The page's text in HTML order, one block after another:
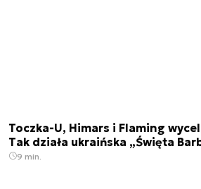
Toczka-U, Himars i Flaming
Tak działa ukraińska „Święta
9 min.